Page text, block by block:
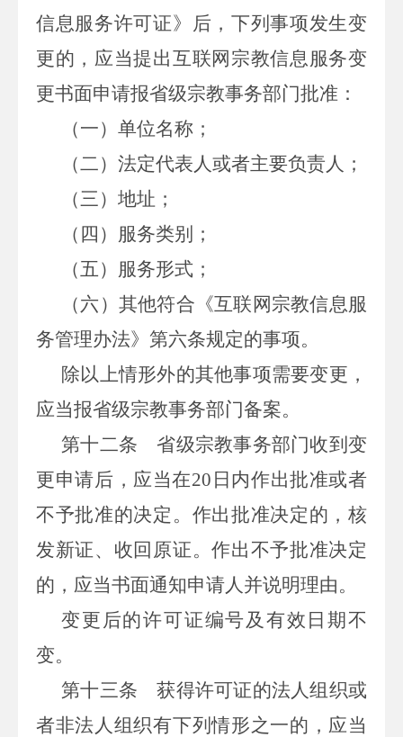
信息服务许可证》后，下列事项发生变
更的，应当提出互联网宗教信息服务变
更书面申请报省级宗教事务部门批准：
（一）单位名称；
（二）法定代表人或者主要负责人；
（三）地址；
（四）服务类别；
（五）服务形式；
（六）其他符合《互联网宗教信息服
务管理办法》第六条规定的事项。
除以上情形外的其他事项需要变更，
应当报省级宗教事务部门备案。
第十二条 省级宗教事务部门收到变
更申请后，应当在20日内作出批准或者
不予批准的决定。作出批准决定的，核
发新证、收回原证。作出不予批准决定
的，应当书面通知申请人并说明理由。
变更后的许可证编号及有效日期不
变。
第十三条 获得许可证的法人组织或
者非法人组织有下列情形之一的，应当